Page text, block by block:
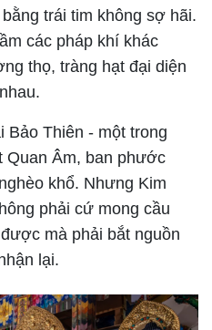
trái tim không sợ hãi.
các pháp khí khác
thọ, tràng hạt đại diện
Bảo Thiên - một trong
Quan Âm, ban phước
khổ. Nhưng Kim
phải cứ mong cầu
mà phải bắt nguồn
lại.